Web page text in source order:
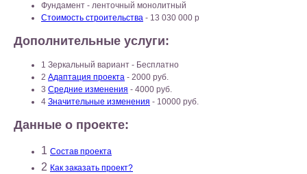
Фундамент - ленточный монолитный
Стоимость строительства - 13 030 000 р
Дополнительные услуги:
1 Зеркальный вариант - Бесплатно
2 Адаптация проекта - 2000 руб.
3 Средние изменения - 4000 руб.
4 Значительные изменения - 10000 руб.
Данные о проекте:
1 Состав проекта
2 Как заказать проект?